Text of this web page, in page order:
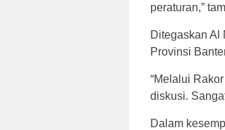
peraturan,”
Ditegaskan Al
Provinsi
“Melalui
diskusi.
Dalam